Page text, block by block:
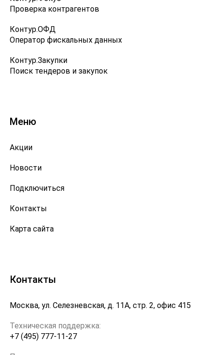
Проверка контрагентов
Контур.ОФД
Оператор фискальных данных
Контур.Закупки
Поиск тендеров и закупок
Меню
Акции
Новости
Подключиться
Контакты
Карта сайта
Контакты
Москва, ул. Селезневская, д. 11А, стр. 2, офис 415
Техническая поддержка:
+7 (495) 777-11-27